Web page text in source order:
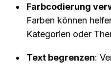
Farbcodierung
Farben können
Kategorien oder
Text begrenzen: